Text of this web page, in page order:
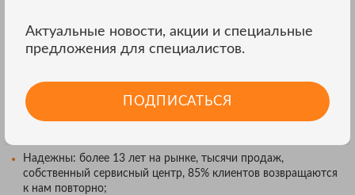
С НАМИ ЛЕГКО ПОДОБРАТЬ АДАПТЕРЫ
Разбираемся в том, что продаём;
Конкурентоспособны: хорошие цены, подарки, большой
Надежны: более 13 лет на рынке, тысячи продаж,
собственный сервисный центр, 85% клиентов возвращаются
к нам повторно;
Актуальные новости, акции и специальные
предложения для специалистов.
ПОДПИСАТЬСЯ